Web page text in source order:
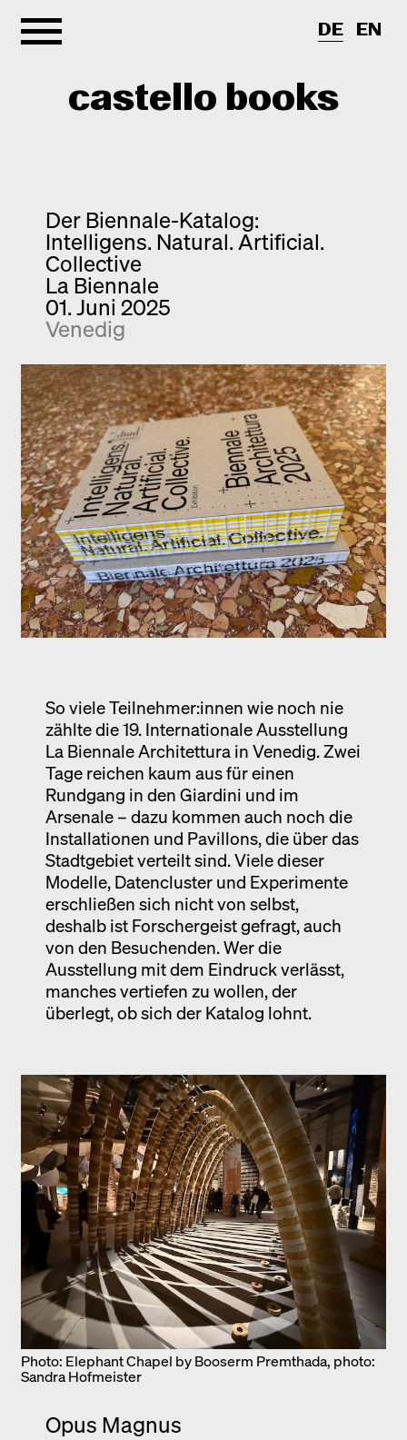
castello books
Kategorien
Interview
Kurznotizen
Neuerscheinungen
Entdeckungen
Fotografie
Ausstellung
Venedig
Termine
Info
Newsletter
DE EN
Der Biennale-Katalog:
Intelligens. Natural. Artificial.
Collective
La Biennale
01. Juni 2025
Venedig
So viele Teilnehmer:innen wie noch nie
zählte die 19. Internationale Ausstellung
La Biennale Architettura in Venedig. Zwei
Tage reichen kaum aus für einen
Rundgang in den Giardini und im
Arsenale – dazu kommen auch noch die
Installationen und Pavillons, die über das
Stadtgebiet verteilt sind. Viele dieser
Modelle, Datencluster und Experimente
erschließen sich nicht von selbst,
deshalb ist Forschergeist gefragt, auch
von den Besuchenden. Wer die
Ausstellung mit dem Eindruck verlässt,
manches vertiefen zu wollen, der
überlegt, ob sich der Katalog lohnt.
Photo: Elephant Chapel by Booserm Premthada, photo:
Sandra Hofmeister
Opus Magnus